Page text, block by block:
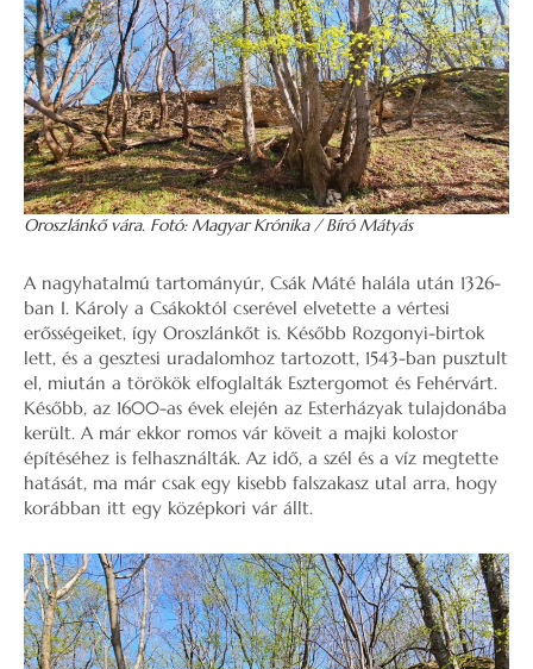
Oroszlánkő vára. Fotó: Magyar Krónika / Bíró Mátyás
A nagyhatalmú tartományúr, Csák Máté halála után 1326-
ban I. Károly a Csákoktól cserével elvetette a vértesi
erősségeiket, így Oroszlánkőt is. Később Rozgonyi-birtok
lett, és a gesztesi uradalomhoz tartozott, 1543-ban pusztult
el, miután a törökök elfoglalták Esztergomot és Fehérvárt.
Később, az 1600-as évek elején az Esterházyak tulajdonába
került. A már ekkor romos vár köveit a majki kolostor
építéséhez is felhasználták. Az idő, a szél és a víz megtette
hatását, ma már csak egy kisebb falszakasz utal arra, hogy
korábban itt egy középkori vár állt.